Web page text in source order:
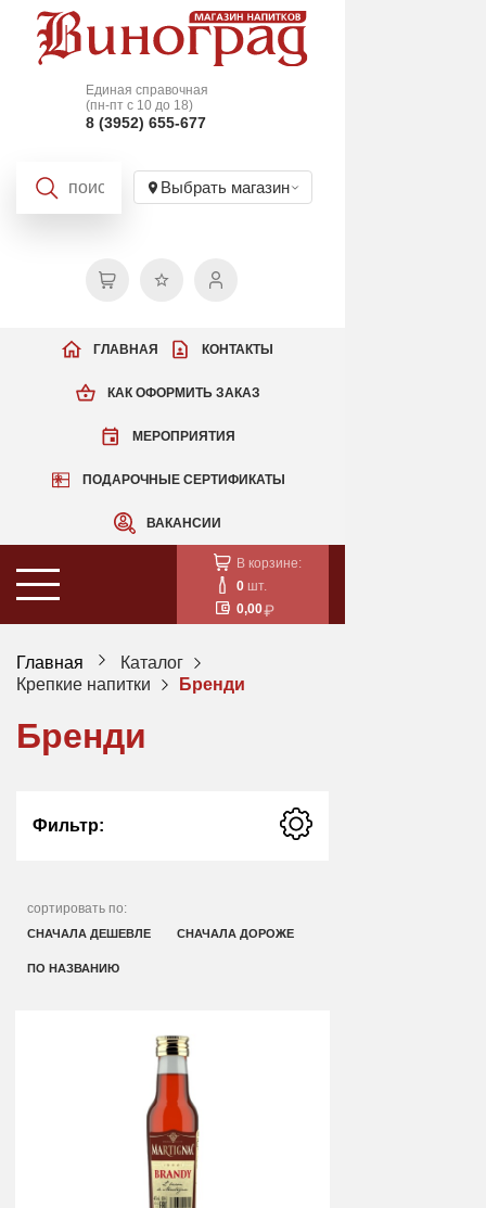
Единая справочная
(пн-пт с 10 до 18)
8 (3952) 655-677
Выбрать магазин
КАК ОФОРМИТЬ ЗАКАЗ
МЕРОПРИЯТИЯ
ПОДАРОЧНЫЕ СЕРТИФИКАТЫ
ВАКАНСИИ
ГЛАВНАЯ КОНТАКТЫ
В корзине:
0 шт.
0,00
Главная
Каталог
Крепкие напитки
Бренди
Бренди
Фильтр:
сортировать по:
СНАЧАЛА ДЕШЕВЛЕ СНАЧАЛА ДОРОЖЕ
ПО НАЗВАНИЮ